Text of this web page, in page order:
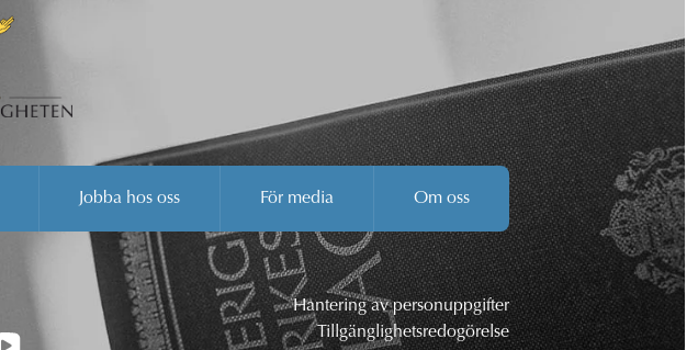
Jobba hos oss För media Om oss
Hantering av personuppgifter
Tillgänglighetsredogörelse